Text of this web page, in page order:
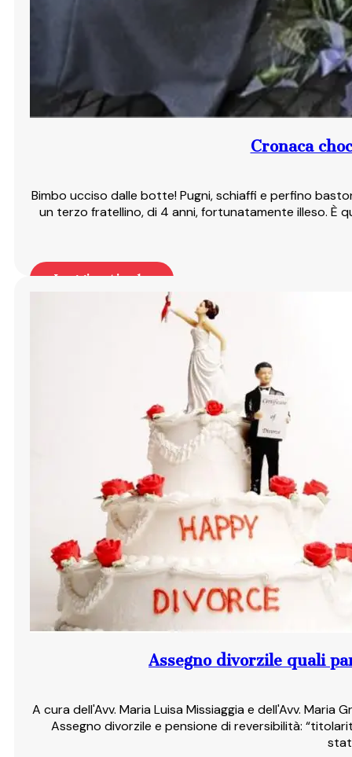
Cronaca
Bimbo ucciso dalle botte! Pugni, schiaffi e perfino
un terzo fratellino, di 4 anni, fortunatamente illeso. È
Leggi articolo
Assegno divorzile quali
A cura dell'Avv. Maria Luisa Missiaggia e dell'Avv.
Assegno divorzile e pensione di reversibilità: